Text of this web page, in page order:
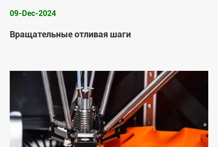
09-Dec-2024
Вращательные отливая шаги